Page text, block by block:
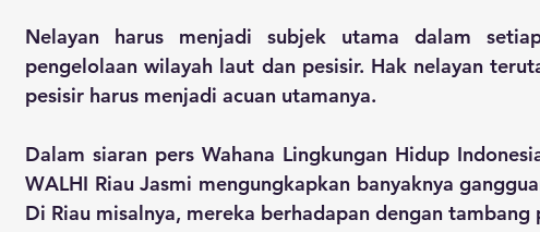
Nelayan harus menjadi subjek utama dalam
pengelolaan wilayah laut dan pesisir. Hak nelayan
pesisir harus menjadi acuan utamanya.
Dalam siaran pers Wahana Lingkungan Hidup
WALHI Riau Jasmi mengungkapkan banyaknya
Di Riau misalnya, mereka berhadapan dengan tambang